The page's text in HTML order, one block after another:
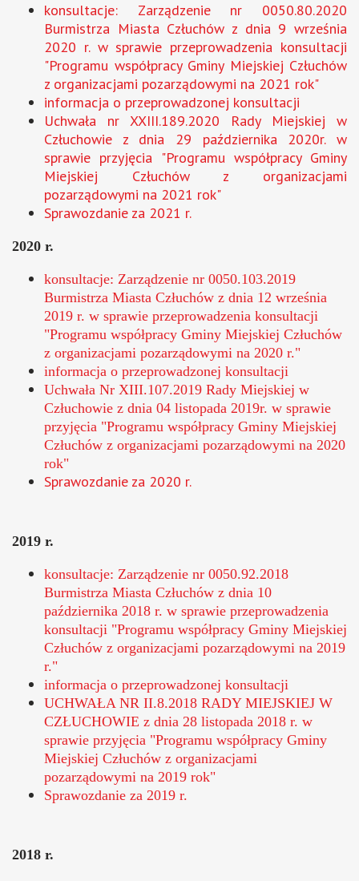
konsultacje: Zarządzenie nr 0050.80.2020
Burmistrza Miasta Człuchów z dnia 9 września
2020 r. w sprawie przeprowadzenia konsultacji
"Programu współpracy Gminy Miejskiej Człuchów
z organizacjami pozarządowymi na 2021 rok"
informacja o przeprowadzonej konsultacji
Uchwała nr XXIII.189.2020 Rady Miejskiej w
Człuchowie z dnia 29 października 2020r. w
sprawie przyjęcia "Programu współpracy Gminy
Miejskiej Człuchów z organizacjami
pozarządowymi na 2021 rok"
Sprawozdanie za 2021 r.
2020 r.
konsultacje: Zarządzenie nr 0050.103.2019
Burmistrza Miasta Człuchów z dnia 12 września
2019 r. w sprawie przeprowadzenia konsultacji
"Programu współpracy Gminy Miejskiej Człuchów
z organizacjami pozarządowymi na 2020 r."
informacja o przeprowadzonej konsultacji
Uchwała Nr XIII.107.2019 Rady Miejskiej w
Człuchowie z dnia 04 listopada 2019r. w sprawie
przyjęcia "Programu współpracy Gminy Miejskiej
Człuchów z organizacjami pozarządowymi na 2020
rok"
Sprawozdanie za 2020 r.
2019 r.
konsultacje: Zarządzenie nr 0050.92.2018
Burmistrza Miasta Człuchów z dnia 10
października 2018 r. w sprawie przeprowadzenia
konsultacji "Programu współpracy Gminy Miejskiej
Człuchów z organizacjami pozarządowymi na 2019
r."
informacja o przeprowadzonej konsultacji
UCHWAŁA NR II.8.2018 RADY MIEJSKIEJ W
CZŁUCHOWIE z dnia 28 listopada 2018 r. w
sprawie przyjęcia "Programu współpracy Gminy
Miejskiej Człuchów z organizacjami
pozarządowymi na 2019 rok"
Sprawozdanie za 2019 r.
2018 r.